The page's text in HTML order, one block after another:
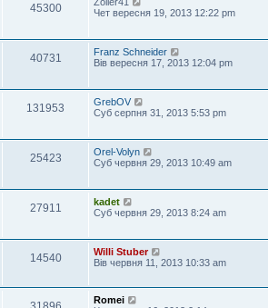
45300
Чет вересня 19, 2013 12:22 pm
40731
Franz Schneider
Вів вересня 17, 2013 12:04 pm
131953
GrebOV
Суб серпня 31, 2013 5:53 pm
25423
Orel-Volyn
Суб червня 29, 2013 10:49 am
27911
kadet
Суб червня 29, 2013 8:24 am
14540
Willi Stuber
Вів червня 11, 2013 10:33 am
Romei